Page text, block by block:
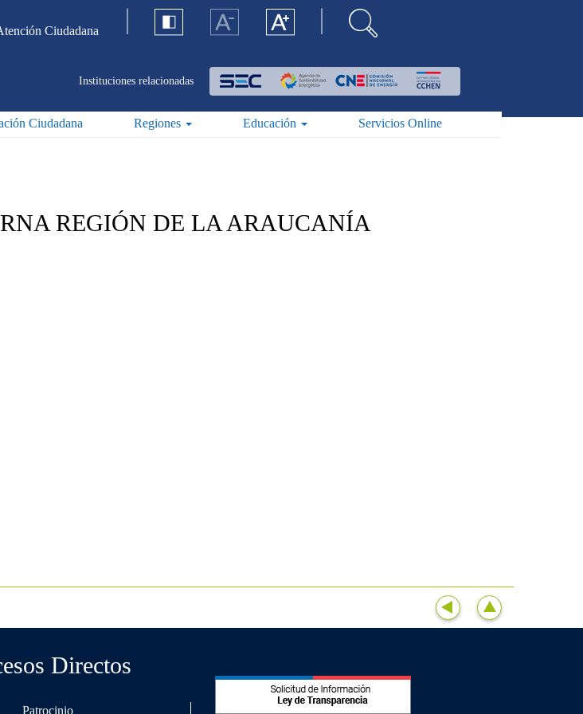
Ciudadana
Instituciones relacionadas
Ciudadana Regiones Educación Servicios Online
REGIÓN DE LA ARAUCANÍA
Directos
Patrocinio